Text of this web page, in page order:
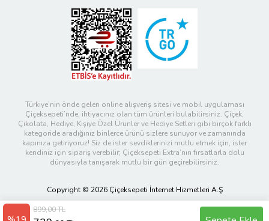
899,00 TL
Türkiye’nin önde gelen online alışveriş sitesi ve mobil uygulaması
Çiçeksepeti’nde, ihtiyacınız olan tüm ürünleri bulabilirsiniz. Çiçek,
Çikolata, Hediye, Kişiye Özel Ürünler ve Hediye Setleri gibi birçok farklı
kategoride aradığınız binlerce ürünü sizlere sunuyor ve zamanında
kapınıza getiriyoruz! Siz de ister sevdiklerinizi mutlu etmek için, ister
kendiniz için sipariş verebilir; Çiçeksepeti Extra’nın fırsatlarla dolu
dünyasıyla tanışarak mutlu bir gün geçirebilirsiniz.
Copyright © 2026 Çiçeksepeti İnternet Hizmetleri A.Ş